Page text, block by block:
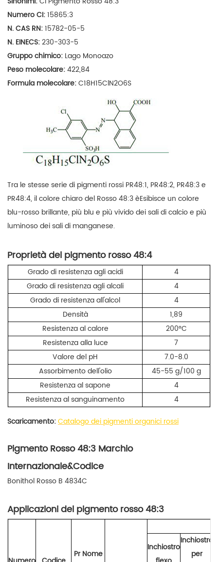
Numero CI:15865:3
N. CAS RN:15782-05-5
N. EINECS:230-303-5
Gruppo chimico: Lago Monoazo
Peso molecolare:422,84
Formula molecolare:C18H15ClN2O6S
Tra le stesse serie di pigmenti rossi PR48:1, PR48:2, PR48:3 e
PR48:4, il colore chiaro del Rosso 48:3 èEsibisce un colore
blu-rosso brillante, più blu e più vivido dei sali di calcio e più
luminoso dei sali di manganese.
Proprietà del pigmento rosso 48:4
Grado di resistenza agli acidi
4
Grado di resistenza agli alcali
4
Grado di resistenza all'alcol
4
Densità
1,89
Resistenza al calore
200°C
Resistenza alla luce
7
Valore del pH
7.0-8.0
Assorbimento dell'olio
45-55 g/100 g
Resistenza al sapone
4
Resistenza al sanguinamento
4
Scaricamento:Catalogo dei pigmenti organici rossi
Pigmento Rosso 48:3 Marchio
Internazionale&Codice
Bonithol Rosso B 4834C
Applicazioni del pigmento rosso 48:3
PrNome
Inchiostro
Inchiostro
per